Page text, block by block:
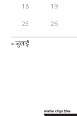
18 19
25 26
« जुलाई